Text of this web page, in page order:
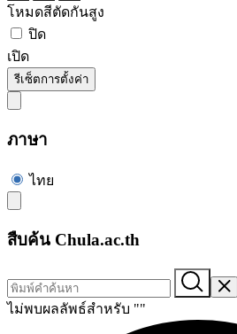
โหมดสีตัดกันสูง
ปิด
เปิด
รีเซ็ตการตั้งค่า
ภาษา
ไทย
สืบค้น Chula.ac.th
ไม่พบผลลัพธ์สำหรับ ""